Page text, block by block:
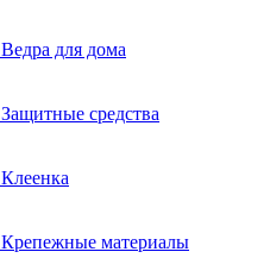
Ведра для дома
Защитные средства
Клеенка
Крепежные материалы